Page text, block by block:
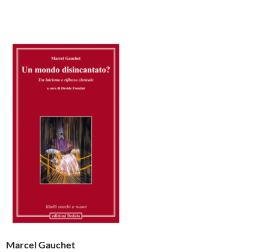
Marcel Gauchet